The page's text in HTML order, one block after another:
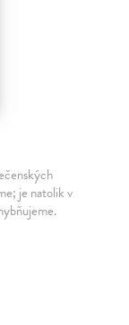
je natolik v